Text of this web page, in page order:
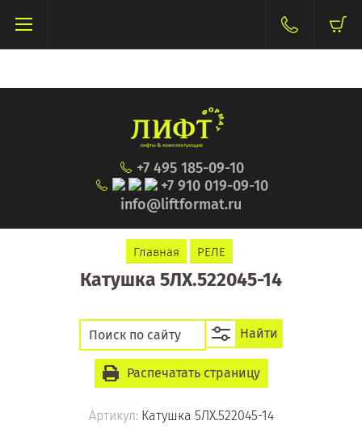
+7 495 185-09-10
+7 910 019-09-10
info@liftformat.ru
Главная РЕЛЕ
Катушка 5ЛХ.522045-14
Найти
Распечатать страницу
Артикул:Катушка 5ЛХ.522045-14